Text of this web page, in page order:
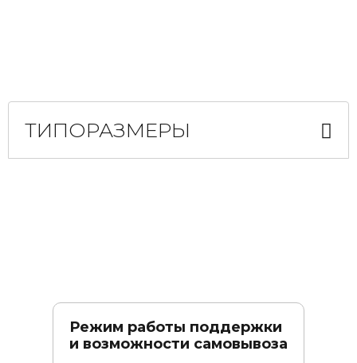
ТИПОРАЗМЕРЫ
Режим работы поддержки
и возможности самовывоза